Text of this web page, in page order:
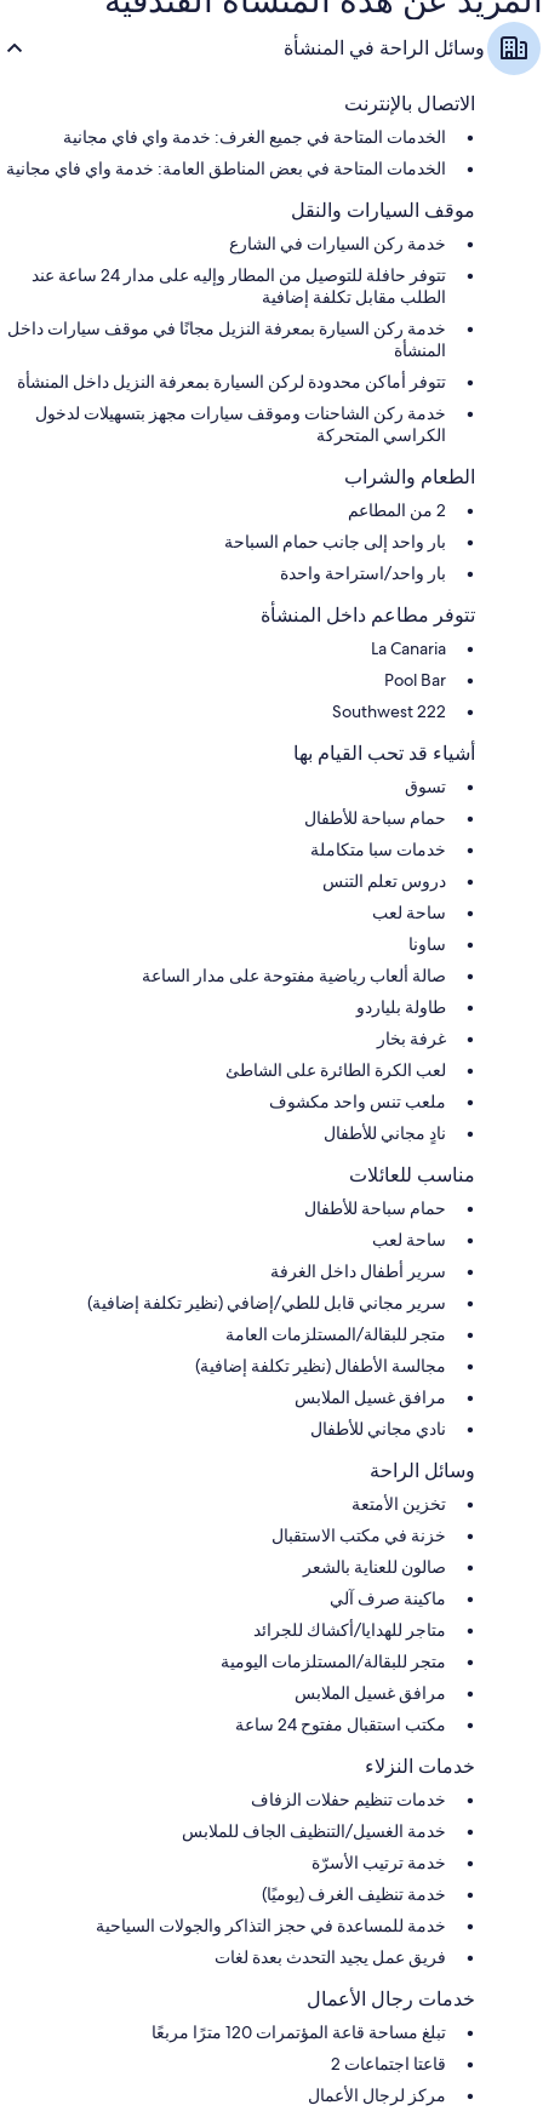
وسائل الراحة في المنشأة
الاتصال بالإنترنت
الخدمات المتاحة في جميع الغرف: خدمة واي فاي مجانية
الخدمات المتاحة في بعض المناطق العامة: خدمة واي فاي مجانية
موقف السيارات والنقل
خدمة ركن السيارات في الشارع
تتوفر حافلة للتوصيل من المطار وإليه على مدار 24 ساعة عند
الطلب مقابل تكلفة إضافية
خدمة ركن السيارة بمعرفة النزيل مجانًا في موقف سيارات داخل
المنشأة
تتوفر أماكن محدودة لركن السيارة بمعرفة النزيل داخل المنشأة
خدمة ركن الشاحنات وموقف سيارات مجهز بتسهيلات لدخول
الكراسي المتحركة
الطعام والشراب
2 من المطاعم
بار واحد إلى جانب حمام السباحة
بار واحد/استراحة واحدة
تتوفر مطاعم داخل المنشأة
La Canaria
Pool Bar
Southwest 222
أشياء قد تحب القيام بها
تسوق
حمام سباحة للأطفال
خدمات سبا متكاملة
دروس تعلم التنس
ساحة لعب
ساونا
صالة ألعاب رياضية مفتوحة على مدار الساعة
طاولة بلياردو
غرفة بخار
لعب الكرة الطائرة على الشاطئ
ملعب تنس واحد مكشوف
نادٍ مجاني للأطفال
مناسب للعائلات
حمام سباحة للأطفال
ساحة لعب
سرير أطفال داخل الغرفة
سرير مجاني قابل للطي/إضافي (نظير تكلفة إضافية)
متجر للبقالة/المستلزمات العامة
مجالسة الأطفال (نظير تكلفة إضافية)
مرافق غسيل الملابس
نادي مجاني للأطفال
وسائل الراحة
تخزين الأمتعة
خزنة في مكتب الاستقبال
صالون للعناية بالشعر
ماكينة صرف آلي
متاجر للهدايا/أكشاك للجرائد
متجر للبقالة/المستلزمات اليومية
مرافق غسيل الملابس
مكتب استقبال مفتوح 24 ساعة
خدمات النزلاء
خدمات تنظيم حفلات الزفاف
خدمة الغسيل/التنظيف الجاف للملابس
خدمة ترتيب الأسرّة
خدمة تنظيف الغرف (يوميًا)
خدمة للمساعدة في حجز التذاكر والجولات السياحية
فريق عمل يجيد التحدث بعدة لغات
خدمات رجال الأعمال
تبلغ مساحة قاعة المؤتمرات 120 مترًا مربعًا
قاعتا اجتماعات 2
مركز لرجال الأعمال